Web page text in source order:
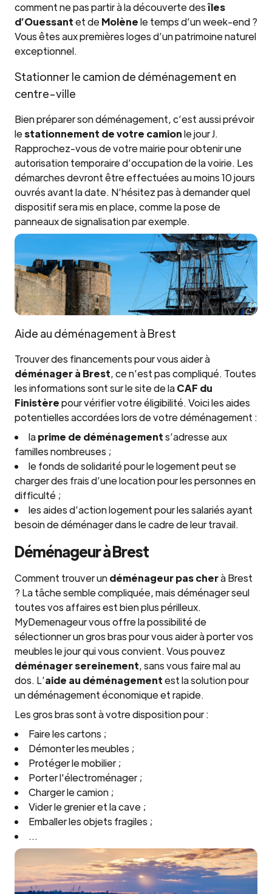
comment ne pas partir à la découverte desîles
d’Ouessantet deMolènele temps d’un week-end ?
Vous êtes aux premières loges d’un patrimoine naturel
exceptionnel.
Stationner le camion de déménagement en
centre-ville
Bien préparer son déménagement, c’est aussi prévoir
lestationnement de votre camionle jour J.
Rapprochez-vous de votre mairie pour obtenir une
autorisation temporaire d’occupation de la voirie. Les
démarches devront être effectuées au moins 10 jours
ouvrés avant la date. N’hésitez pas à demander quel
dispositif sera mis en place, comme la pose de
panneaux de signalisation par exemple.
Aide au déménagement à Brest
Trouver des financements pour vous aider à
déménager à Brest, ce n’est pas compliqué. Toutes
les informations sont sur le site de laCAF du
Finistèrepour vérifier votre éligibilité. Voici les aides
potentielles accordées lors de votre déménagement :
laprime de déménagements’adresse aux
familles nombreuses ;
le fonds de solidarité pour le logement peut se
charger des frais d’une location pour les personnes en
difficulté ;
les aides d’action logement pour les salariés ayant
besoin de déménager dans le cadre de leur travail.
Déménageur à Brest
Comment trouver undéménageur pas cherà Brest
? La tâche semble compliquée, mais déménager seul
toutes vos affaires est bien plus périlleux.
MyDemenageur vous offre la possibilité de
sélectionner un gros bras pour vous aider à porter vos
meubles le jour qui vous convient. Vous pouvez
déménager sereinement, sans vous faire mal au
dos. L’aide au déménagementest la solution pour
un déménagement économique et rapide.
Les gros bras sont à votre disposition pour :
Faire les cartons ;
Démonter les meubles ;
Protéger le mobilier ;
Porter l'électroménager ;
Charger le camion ;
Vider le grenier et la cave ;
Emballer les objets fragiles ;
…